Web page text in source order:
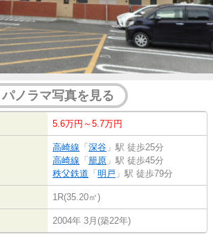
パノラマ写真を見る
5.6万円～5.7万円
高崎線 「 深谷 」駅 徒歩25分
高崎線 「 籠原 」駅 徒歩45分
秩父鉄道 「 明戸 」駅 徒歩79分
1R(35.20㎡)
2004年 3月(築22年)